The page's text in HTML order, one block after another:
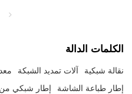
الكلمات الدالة
نقالة شبكية آلات تمديد الشبكة
إطار طباعة الشاشة
إطار شبكي من